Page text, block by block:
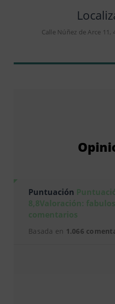
Calle Núñez de Arce 11,
Puntuación
8,8Valoración:
comentarios
Basada en 1.066